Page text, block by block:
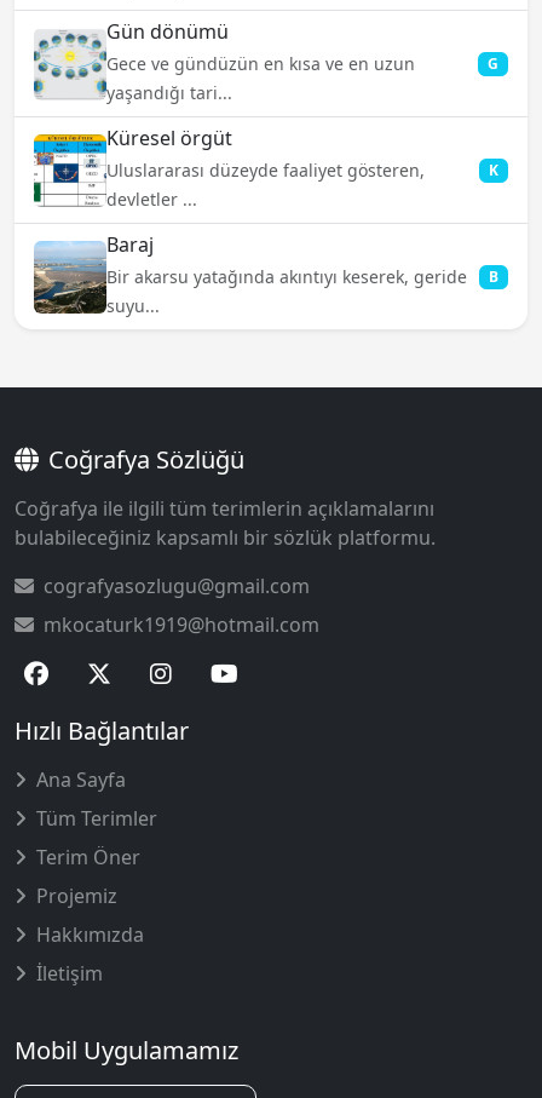
Gün dönümü
Gece ve gündüzün en kısa ve en uzun
yaşandığı tari...
G
Küresel örgüt
Uluslararası düzeyde faaliyet gösteren,
devletler ...
K
Baraj
Bir akarsu yatağında akıntıyı keserek, geride
suyu...
B
Coğrafya Sözlüğü
Coğrafya ile ilgili tüm terimlerin açıklamalarını
bulabileceğiniz kapsamlı bir sözlük platformu.
cografyasozlugu@gmail.com
mkocaturk1919@hotmail.com
Hızlı Bağlantılar
Ana Sayfa
Tüm Terimler
Terim Öner
Projemiz
Hakkımızda
İletişim
Mobil Uygulamamız